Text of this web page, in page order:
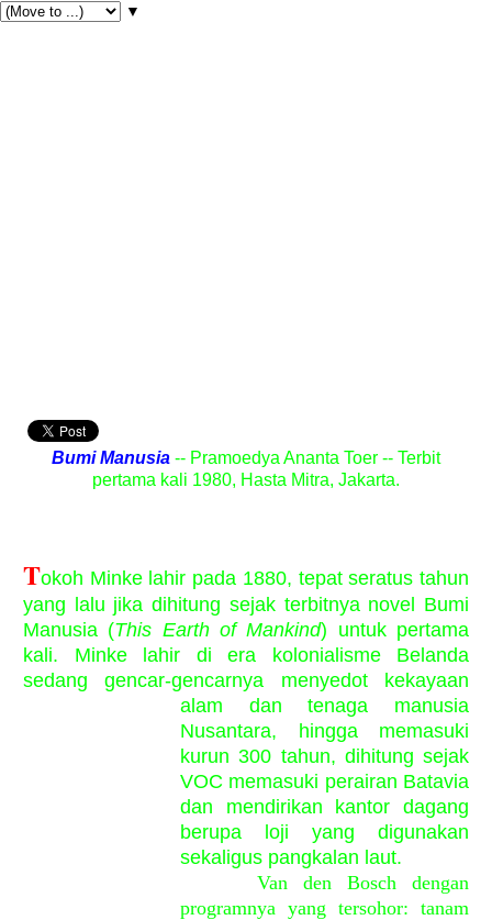
▼
Bumi Manusia -- Pramoedya Ananta Toer -- Terbit
pertama kali 1980, Hasta Mitra, Jakarta.
Tokoh Minke lahir pada 1880, tepat seratus tahun
yang lalu jika dihitung sejak terbitnya novel Bumi
Manusia (This Earth of Mankind) untuk pertama
kali. Minke lahir di era kolonialisme Belanda
sedang gencar-gencarnya menyedot kekayaan
alam dan tenaga manusia
Nusantara, hingga memasuki
kurun 300 tahun, dihitung sejak
VOC memasuki perairan Batavia
dan mendirikan kantor dagang
berupa loji yang digunakan
sekaligus pangkalan laut.
Van den Bosch dengan
programnya yang tersohor: tanam